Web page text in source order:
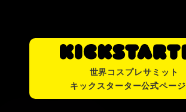
世界コスプレサミット
キックスターター公式ページ